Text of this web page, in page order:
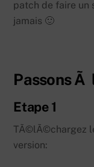
patch de faire un
jamais 🙂
Passons Ã
Etape 1
TÃ©lÃ©chargez
version: